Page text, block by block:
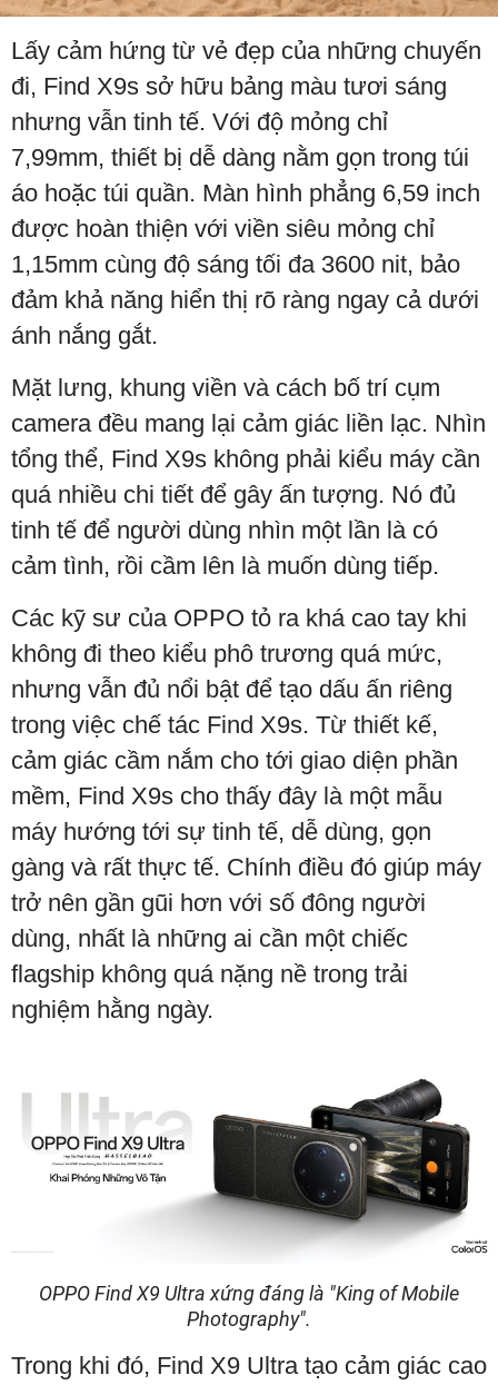
Lấy cảm hứng từ vẻ đẹp của những chuyến
đi, Find X9s sở hữu bảng màu tươi sáng
nhưng vẫn tinh tế. Với độ mỏng chỉ
7,99mm, thiết bị dễ dàng nằm gọn trong túi
áo hoặc túi quần. Màn hình phẳng 6,59 inch
được hoàn thiện với viền siêu mỏng chỉ
1,15mm cùng độ sáng tối đa 3600 nit, bảo
đảm khả năng hiển thị rõ ràng ngay cả dưới
ánh nắng gắt.
Mặt lưng, khung viền và cách bố trí cụm
camera đều mang lại cảm giác liền lạc. Nhìn
tổng thể, Find X9s không phải kiểu máy cần
quá nhiều chi tiết để gây ấn tượng. Nó đủ
tinh tế để người dùng nhìn một lần là có
cảm tình, rồi cầm lên là muốn dùng tiếp.
Các kỹ sư của OPPO tỏ ra khá cao tay khi
không đi theo kiểu phô trương quá mức,
nhưng vẫn đủ nổi bật để tạo dấu ấn riêng
trong việc chế tác Find X9s. Từ thiết kế,
cảm giác cầm nắm cho tới giao diện phần
mềm, Find X9s cho thấy đây là một mẫu
máy hướng tới sự tinh tế, dễ dùng, gọn
gàng và rất thực tế. Chính điều đó giúp máy
trở nên gần gũi hơn với số đông người
dùng, nhất là những ai cần một chiếc
flagship không quá nặng nề trong trải
nghiệm hằng ngày.
OPPO Find X9 Ultra xứng đáng là "King of Mobile
Photography".
Trong khi đó, Find X9 Ultra tạo cảm giác cao